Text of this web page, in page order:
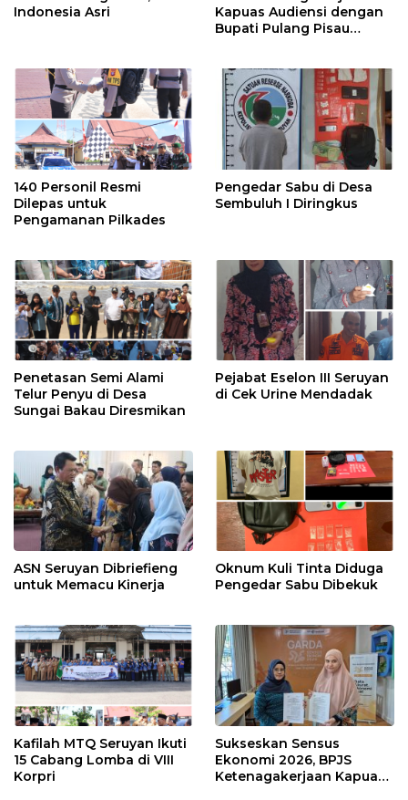
Indonesia Asri
Kapuas Audiensi dengan
Bupati Pulang Pisau
Pekerja Rentan
140 Personil Resmi
Dilepas untuk
Pengamanan Pilkades
Pengedar Sabu di Desa
Sembuluh I Diringkus
Penetasan Semi Alami
Telur Penyu di Desa
Sungai Bakau Diresmikan
Pejabat Eselon III Seruyan
di Cek Urine Mendadak
ASN Seruyan Dibriefieng
untuk Memacu Kinerja
Oknum Kuli Tinta Diduga
Pengedar Sabu Dibekuk
Kafilah MTQ Seruyan Ikuti
15 Cabang Lomba di VIII
Korpri
Sukseskan Sensus
Ekonomi 2026, BPJS
Ketenagakerjaan Kapuas